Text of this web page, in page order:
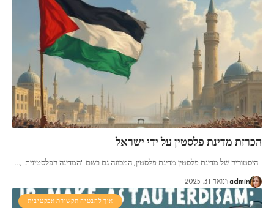
הכרזת מדינת פלסטין על ידי ישראל
היסטוריה של מדינת פלסטין מדינת פלסטין, המכונה גם בשם "המדינה הפלסטינית",
admin ינואר 31, 2025
איך להבטיח תקשורת אפקטיבית